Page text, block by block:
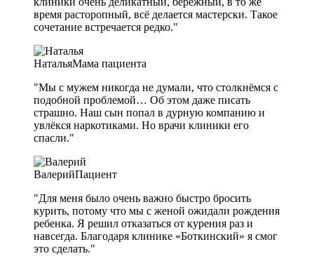
время расторопный, всё делается мастерски. Такое
сочетание встречается редко."
НатальяМама пациента
"Мы с мужем никогда не думали, что столкнёмся с
подобной проблемой… Об этом даже писать
страшно. Наш сын попал в дурную компанию и
увлёкся наркотиками. Но врачи клиники его
спасли."
ВалерийПациент
"Для меня было очень важно быстро бросить
курить, потому что мы с женой ожидали рождения
ребенка. Я решил отказаться от курения раз и
навсегда. Благодаря клинике «Боткинский» я смог
это сделать."